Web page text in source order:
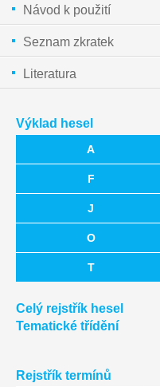
Návod k použití
Seznam zkratek
Literatura
Výklad hesel
A
F
J
O
T
Celý rejstřík hesel
Tematické třídění
Rejstřík termínů